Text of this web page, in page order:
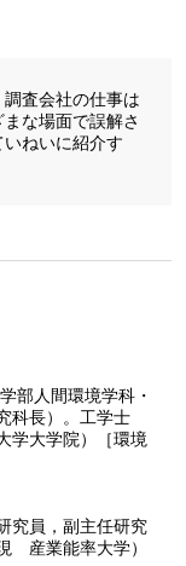
査会社の仕事は
な場面で誤解さ
ねいに紹介す
部人間環境学科・
科長）。工学士
学大学院）［環境
究員，副主任研究
産業能率大学）